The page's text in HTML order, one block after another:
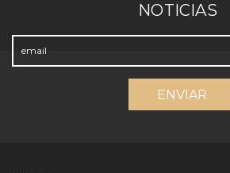
NOTICIAS